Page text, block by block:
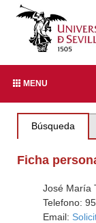
MENU
Búsqueda
Ficha
José María
Telefono:
Email: